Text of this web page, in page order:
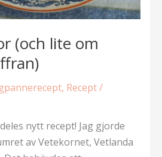
(och lite om
, Recept/
nytt recept! Jag gjorde
av Vetekornet, Vetlanda